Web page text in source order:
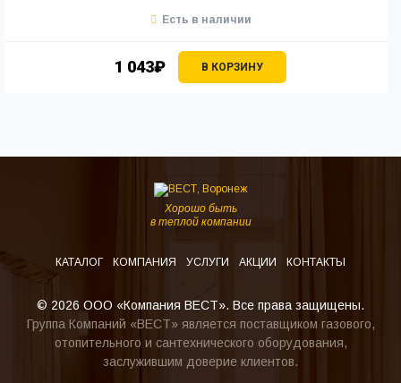
1 043₽ В КОРЗИНУ
Есть в наличии
Хорошо быть
в теплой компании
КАТАЛОГ КОМПАНИЯ УСЛУГИ АКЦИИ КОНТАКТЫ
© 2026 ООО «Компания ВЕСТ». Все права защищены.
Группа Компаний «ВЕСТ» является поставщиком газового,
отопительного и сантехнического оборудования,
заслужившим доверие клиентов.